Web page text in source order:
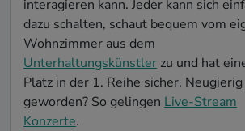
interagieren kann. Jeder kann sich
dazu schalten, schaut bequem vom
Wohnzimmer aus dem
Unterhaltungskünstler zu und hat
Platz in der 1. Reihe sicher. Neugierig
geworden? So gelingen Live-Stream
Konzerte.